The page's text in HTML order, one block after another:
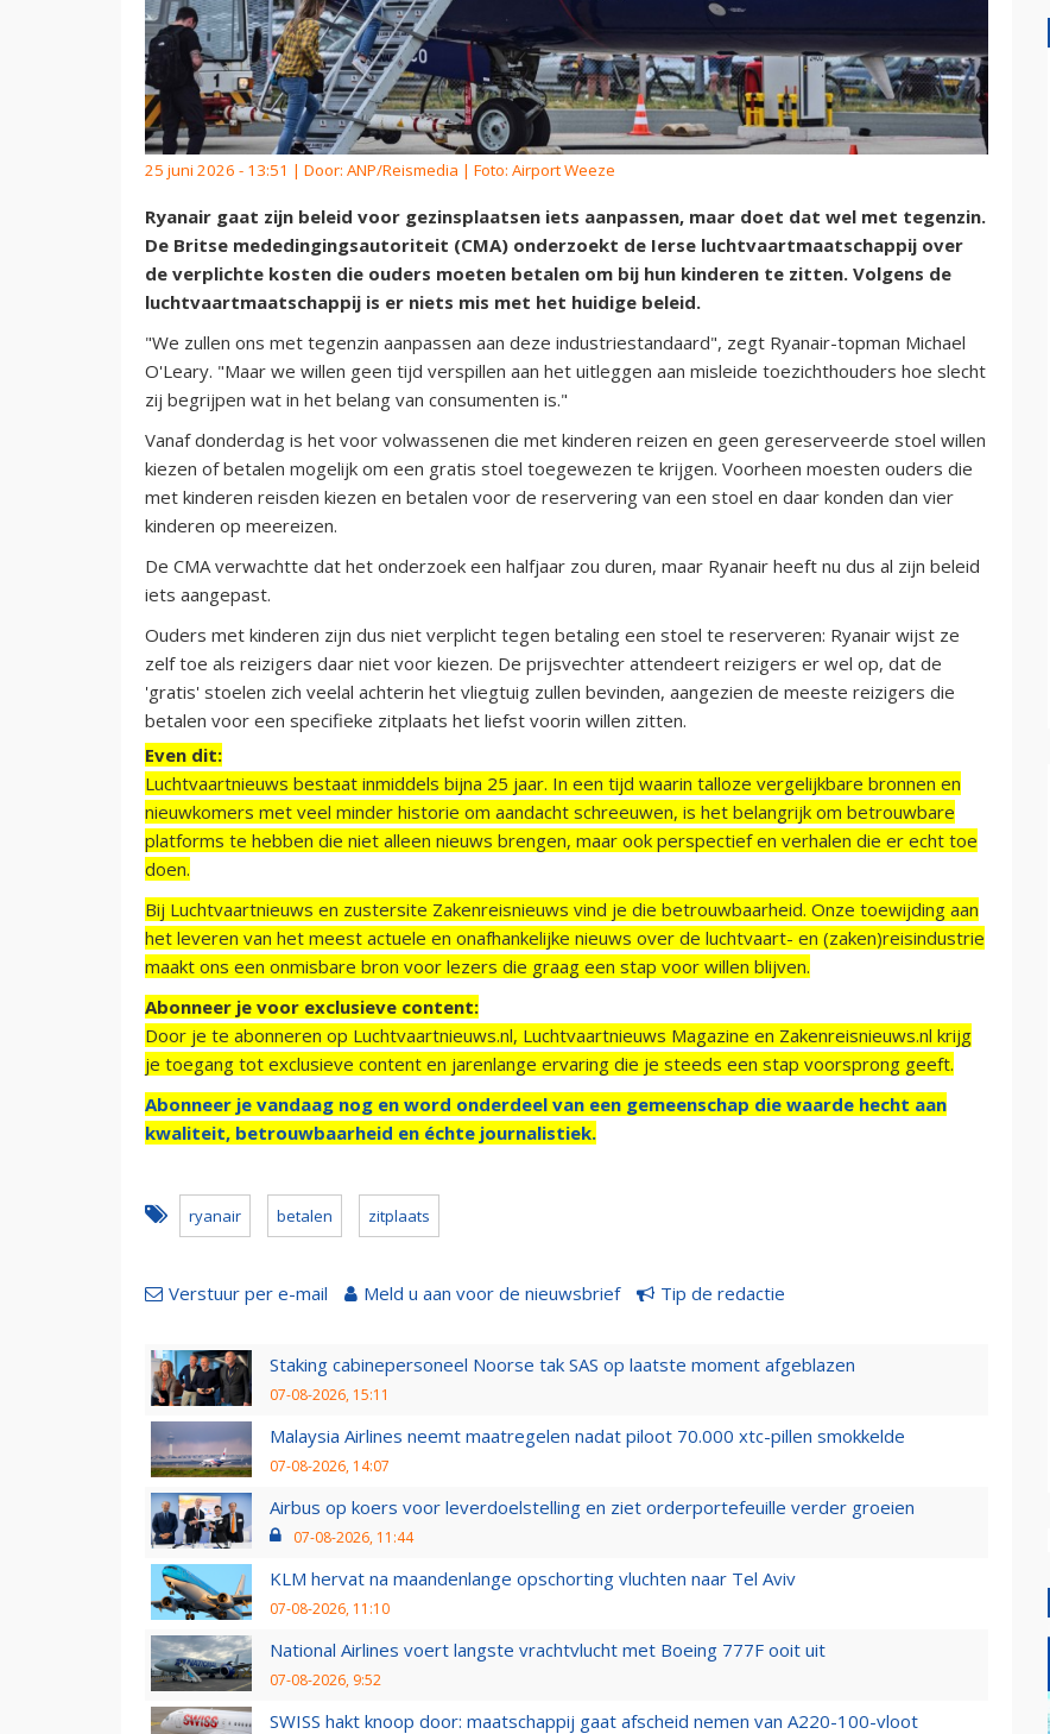
25 juni 2026 - 13:51 | Door: ANP/Reismedia | Foto: Airport Weeze
Ryanair gaat zijn beleid voor gezinsplaatsen iets aanpassen, maar doet dat wel met tegenzin.
De Britse mededingingsautoriteit (CMA) onderzoekt de Ierse luchtvaartmaatschappij over
de verplichte kosten die ouders moeten betalen om bij hun kinderen te zitten. Volgens de
luchtvaartmaatschappij is er niets mis met het huidige beleid.
"We zullen ons met tegenzin aanpassen aan deze industriestandaard", zegt Ryanair-topman Michael
O'Leary. "Maar we willen geen tijd verspillen aan het uitleggen aan misleide toezichthouders hoe slecht
zij begrijpen wat in het belang van consumenten is."
Vanaf donderdag is het voor volwassenen die met kinderen reizen en geen gereserveerde stoel willen
kiezen of betalen mogelijk om een gratis stoel toegewezen te krijgen. Voorheen moesten ouders die
met kinderen reisden kiezen en betalen voor de reservering van een stoel en daar konden dan vier
kinderen op meereizen.
De CMA verwachtte dat het onderzoek een halfjaar zou duren, maar Ryanair heeft nu dus al zijn beleid
iets aangepast.
Ouders met kinderen zijn dus niet verplicht tegen betaling een stoel te reserveren: Ryanair wijst ze
zelf toe als reizigers daar niet voor kiezen. De prijsvechter attendeert reizigers er wel op, dat de
'gratis' stoelen zich veelal achterin het vliegtuig zullen bevinden, aangezien de meeste reizigers die
betalen voor een specifieke zitplaats het liefst voorin willen zitten.
Even dit:
Luchtvaartnieuws bestaat inmiddels bijna 25 jaar. In een tijd waarin talloze vergelijkbare bronnen en
nieuwkomers met veel minder historie om aandacht schreeuwen, is het belangrijk om betrouwbare
platforms te hebben die niet alleen nieuws brengen, maar ook perspectief en verhalen die er echt toe
doen.
Bij Luchtvaartnieuws en zustersite Zakenreisnieuws vind je die betrouwbaarheid. Onze toewijding aan
het leveren van het meest actuele en onafhankelijke nieuws over de luchtvaart- en (zaken)reisindustrie
maakt ons een onmisbare bron voor lezers die graag een stap voor willen blijven.
Abonneer je voor exclusieve content:
Door je te abonneren op Luchtvaartnieuws.nl, Luchtvaartnieuws Magazine en Zakenreisnieuws.nl krijg
je toegang tot exclusieve content en jarenlange ervaring die je steeds een stap voorsprong geeft.
Abonneer je vandaag nog en word onderdeel van een gemeenschap die waarde hecht aan
kwaliteit, betrouwbaarheid en échte journalistiek.
ryanair betalen zitplaats
Verstuur per e-mail Meld u aan voor de nieuwsbrief Tip de redactie
Staking cabinepersoneel Noorse tak SAS op laatste moment afgeblazen
07-08-2026, 15:11
Malaysia Airlines neemt maatregelen nadat piloot 70.000 xtc-pillen smokkelde
07-08-2026, 14:07
Airbus op koers voor leverdoelstelling en ziet orderportefeuille verder groeien
07-08-2026, 11:44
KLM hervat na maandenlange opschorting vluchten naar Tel Aviv
07-08-2026, 11:10
National Airlines voert langste vrachtvlucht met Boeing 777F ooit uit
07-08-2026, 9:52
SWISS hakt knoop door: maatschappij gaat afscheid nemen van A220-100-vloot